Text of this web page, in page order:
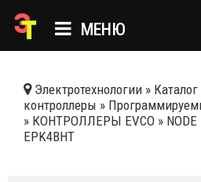
МЕНЮ
КАТАЛОГ
О КОМПАНИИ
Электротехнологии » Каталог
контроллеры »
» КОНТРОЛЛЕРЫ EVCO »
EPK4BHT